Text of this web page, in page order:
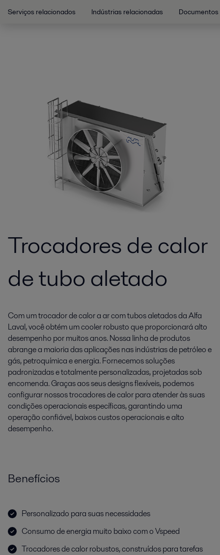
Serviços relacionados Indústrias relacionadas Documentos
Trocadores de calor
de tubo aletado
Com um trocador de calor a ar com tubos aletados da Alfa
Laval, você obtém um cooler robusto que proporcionará alto
desempenho por muitos anos. Nossa linha de produtos
abrange a maioria das aplicações nas indústrias de petróleo e
gás, petroquímica e energia. Fornecemos soluções
padronizadas e totalmente personalizadas, projetadas sob
encomenda. Graças aos seus designs flexíveis, podemos
configurar nossos trocadores de calor para atender às suas
condições operacionais específicas, garantindo uma
operação confiável, baixos custos operacionais e alto
desempenho.
Benefícios
Personalizado para suas necessidades
Consumo de energia muito baixo com o Vspeed
Trocadores de calor robustos, construídos para tarefas